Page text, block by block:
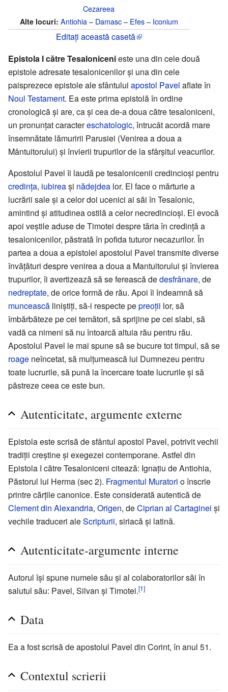
Cezareea
Alte locuri: Antiohia– Damasc– Efes– Iconium
Editați această casetă
Epistola I către Tesalonicenieste una din cele două
epistole adresate tesalonicenilor şi una din cele
paisprezece epistole ale sfântului apostol Pavel aflate în
Noul Testament. Ea este prima epistolă în ordine
cronologică şi are, ca şi cea de-a doua către tesaloniceni,
un pronunţat caractereschatologic, întrucât acordă mare
însemnătate lămuririi Parusiei (Venirea a doua a
Mântuitorului) şi învierii trupurilor de la sfârşitul veacurilor.
Apostolul Pavel îi laudă pe tesalonicenii credincioşi pentru
credinţa, iubireaşi nădejdea lor. El face o mărturie a
lucrării sale şi a celor doi ucenici ai săi în Tesalonic,
amintind şi atitudinea ostilă a celor necredincioşi. El evocă
apoi veştile aduse de Timotei despre tăria în credinţă a
tesalonicenilor, păstrată în pofida tuturor necazurilor. În
partea a doua a epistolei apostolul Pavel transmite diverse
învăţături despre venirea a doua a Mantuitorului şi învierea
trupurilor, îi avertizează să se ferească dedesfrânare, de
nedreptate, de orice formă de rău. Apoi îi îndeamnă să
muncească liniştiţi, să-i respecte pepreoţii lor, să
îmbărbăteze pe cei temători, să sprijine pe cei slabi, să
vadă ca nimeni să nu întoarcă altuia rău pentru rău.
Apostolul Pavel le mai spune să se bucure tot timpul, să se
roage neîncetat, să mulţumească lui Dumnezeu pentru
toate lucrurile, să pună la încercare toate lucrurile şi să
păstreze ceea ce este bun.
Autenticitate, argumente externe
Epistola este scrisă de sfântul apostol Pavel, potrivit vechii
tradiţii creştine şi exegezei contemporane. Astfel din
Epistola I către Tesaloniceni citează: Ignaţiu de Antiohia,
Păstorul lui Herma (sec 2). Fragmentul Muratori o înscrie
printre cărţile canonice. Este considerată autentică de
Clement din Alexandria, Origen, deCiprian al Cartaginei şi
vechile traduceri aleScripturii, siriacă şi latină.
Autenticitate-argumente interne
Autorul îşi spune numele său şi al colaboratorilor săi în
salutul său: Pavel, Silvan şi Timotei.[1]
Data
Ea a fost scrisă de apostolul Pavel din Corint, în anul 51.
Contextul scrierii